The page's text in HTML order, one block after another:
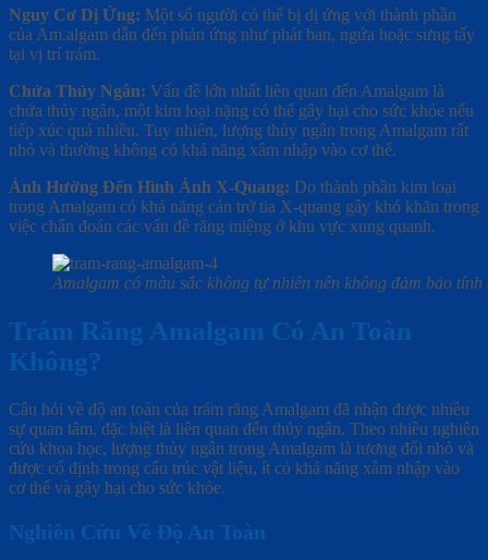
Nguy Cơ Dị Ứng: Một số người có thể bị dị ứng với thành phần
của Am.algam dẫn đến phản ứng như phát ban, ngứa hoặc sưng tấy
tại vị trí trám.
Chứa Thủy Ngân: Vấn đề lớn nhất liên quan đến Amalgam là
chứa thủy ngân, một kim loại nặng có thể gây hại cho sức khỏe nếu
tiếp xúc quá nhiều. Tuy nhiên, lượng thủy ngân trong Amalgam rất
nhỏ và thường không có khả năng xâm nhập vào cơ thể.
Ảnh Hưởng Đến Hình Ảnh X-Quang: Do thành phần kim loại
trong Amalgam có khả năng cản trở tia X-quang gây khó khăn trong
việc chẩn đoán các vấn đề răng miệng ở khu vực xung quanh.
Amalgam có màu sắc không tự nhiên nên không đảm bảo tính
Trám Răng Amalgam Có An Toàn
Không?
Câu hỏi về độ an toàn của trám răng Amalgam đã nhận được nhiều
sự quan tâm, đặc biệt là liên quan đến thủy ngân. Theo nhiều nghiên
cứu khoa học, lượng thủy ngân trong Amalgam là tương đối nhỏ và
được cố định trong cấu trúc vật liệu, ít có khả năng xâm nhập vào
cơ thể và gây hại cho sức khỏe.
Nghiên Cứu Về Độ An Toàn